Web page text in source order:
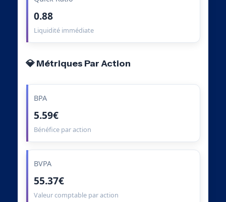
0.88
Liquidité immédiate
💎 Métriques Par Action
BPA
5.59€
Bénéfice par action
BVPA
55.37€
Valeur comptable par action